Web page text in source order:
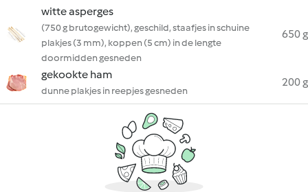
witte asperges
(750 g brutogewicht), geschild, staafjes in schuine
plakjes (3 mm), koppen (5 cm) in de lengte
doormidden gesneden
650 g
gekookte ham
dunne plakjes in reepjes gesneden
200 g